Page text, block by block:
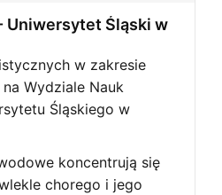
Uniwersytet Śląski w
w zakresie
Wydziale Nauk
Śląskiego w
koncentrują się
chorego i jego